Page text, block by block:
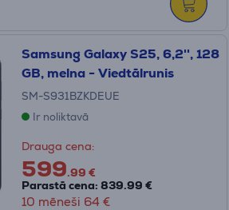
Samsung Galaxy S25, 6,2'', 128
GB, melna - Viedtālrunis
SM-S931BZKDEUE
Ir noliktavā
Drauga cena:
599.99 €
Parastā cena: 839.99 €
10 mēneši 64 €